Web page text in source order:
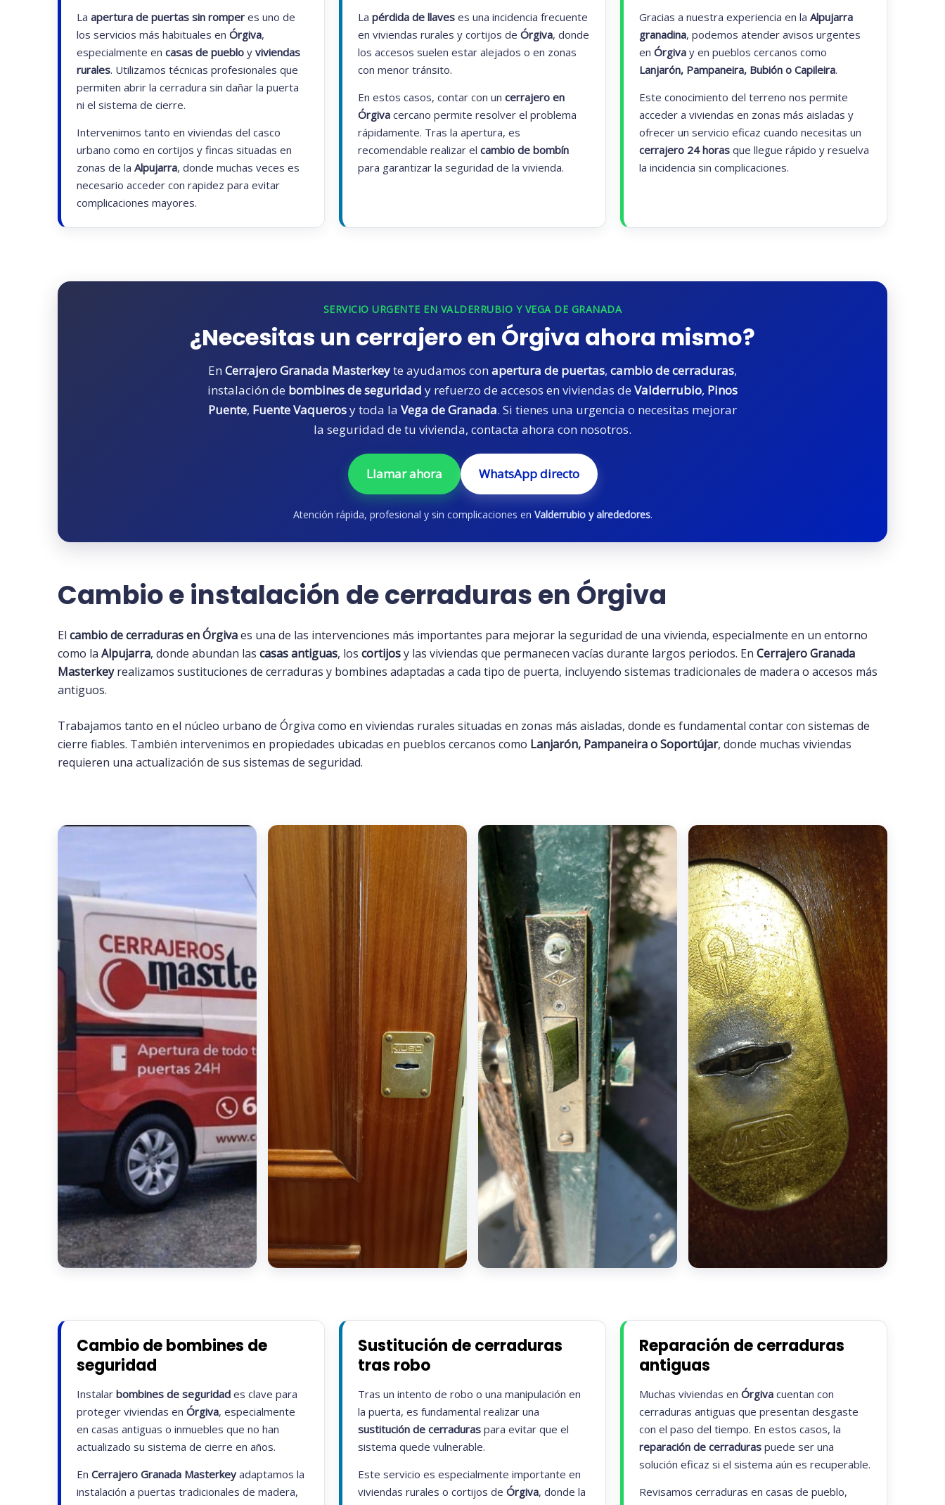
La apertura de puertas sin romper es uno de
los servicios más habituales en Órgiva,
especialmente en casas de pueblo y viviendas
rurales. Utilizamos técnicas profesionales que
permiten abrir la cerradura sin dañar la puerta
ni el sistema de cierre.
Intervenimos tanto en viviendas del casco
urbano como en cortijos y fincas situadas en
zonas de la Alpujarra, donde muchas veces es
necesario acceder con rapidez para evitar
complicaciones mayores.
La pérdida de llaves es una incidencia frecuente
en viviendas rurales y cortijos de Órgiva, donde
los accesos suelen estar alejados o en zonas
con menor tránsito.
En estos casos, contar con un cerrajero en
Órgiva cercano permite resolver el problema
rápidamente. Tras la apertura, es
recomendable realizar el cambio de bombín
para garantizar la seguridad de la vivienda.
Gracias a nuestra experiencia en la Alpujarra
granadina, podemos atender avisos urgentes
en Órgiva y en pueblos cercanos como
Lanjarón, Pampaneira, Bubión o Capileira.
Este conocimiento del terreno nos permite
acceder a viviendas en zonas más aisladas y
ofrecer un servicio eficaz cuando necesitas un
cerrajero 24 horas que llegue rápido y resuelva
la incidencia sin complicaciones.
SERVICIO URGENTE EN VALDERRUBIO Y VEGA DE GRANADA
¿Necesitas un cerrajero en Órgiva ahora mismo?
En Cerrajero Granada Masterkeyte ayudamos conapertura de puertas, cambio de cerraduras,
instalación de bombines de seguridad y refuerzo de accesos en viviendas deValderrubio, Pinos
Puente, Fuente Vaquerosy toda la Vega de Granada. Si tienes una urgencia o necesitas mejorar
la seguridad de tu vivienda, contacta ahora con nosotros.
Llamar ahora WhatsApp directo
Atención rápida, profesional y sin complicaciones en Valderrubio y alrededores.
Cambio e instalación de cerraduras en Órgiva
El cambio de cerraduras en Órgivaes una de las intervenciones más importantes para mejorar la seguridad de una vivienda, especialmente en un entorno
como la Alpujarra, donde abundan las casas antiguas, los cortijosy las viviendas que permanecen vacías durante largos periodos. En Cerrajero Granada
Masterkeyrealizamos sustituciones de cerraduras y bombines adaptadas a cada tipo de puerta, incluyendo sistemas tradicionales de madera o accesos más
antiguos.
Trabajamos tanto en el núcleo urbano de Órgiva como en viviendas rurales situadas en zonas más aisladas, donde es fundamental contar con sistemas de
cierre fiables. También intervenimos en propiedades ubicadas en pueblos cercanos como Lanjarón, Pampaneira o Soportújar, donde muchas viviendas
requieren una actualización de sus sistemas de seguridad.
Cambio de bombines de
seguridad
Instalar bombines de seguridad es clave para
proteger viviendas en Órgiva, especialmente
en casas antiguas o inmuebles que no han
actualizado su sistema de cierre en años.
En Cerrajero Granada Masterkey adaptamos la
instalación a puertas tradicionales de madera,
Sustitución de cerraduras
tras robo
Tras un intento de robo o una manipulación en
la puerta, es fundamental realizar una
sustitución de cerraduras para evitar que el
sistema quede vulnerable.
Este servicio es especialmente importante en
viviendas rurales o cortijos de Órgiva, donde la
Reparación de cerraduras
antiguas
Muchas viviendas en Órgiva cuentan con
cerraduras antiguas que presentan desgaste
con el paso del tiempo. En estos casos, la
reparación de cerraduras puede ser una
solución eficaz si el sistema aún es recuperable.
Revisamos cerraduras en casas de pueblo,